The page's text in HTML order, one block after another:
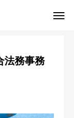
法務事務
メール予約